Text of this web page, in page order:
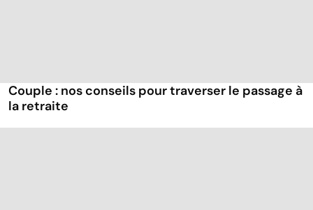
Couple : nos conseils pour traverser le passage à
la retraite